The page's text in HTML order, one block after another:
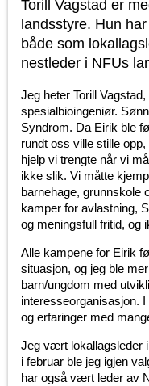
Torill Vagstad er
landsstyre. Hun
både som
nestleder i NFUs
Jeg heter Torill
spesialbioingeniør.
Syndrom. Da Eirik ble
rundt oss ville stille
hjelp vi trengte når vi
ikke slik. Vi måtte
barnehage, grunnskole
kamper for avlastning,
og meningsfull fritid, og
Alle kampene for Eirik
situasjon, og jeg ble
barn/ungdom med
interesseorganisasjon.
og erfaringer med
Jeg vært lokallagsleder
i februar ble jeg igjen
har også vært leder av